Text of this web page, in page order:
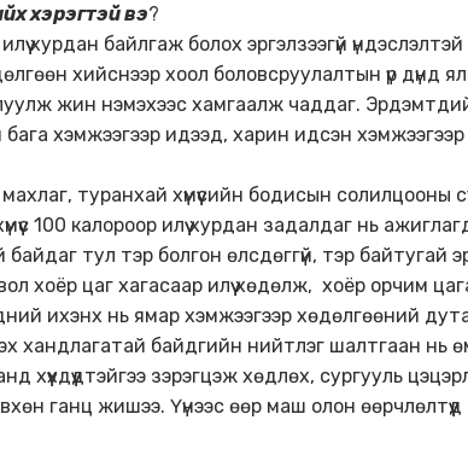
хэрэгтэй вэ?
хурдан байлгаж болох эргэлзээгүй
хийснээр хоол боловсруулалтын үр дүнд
жин нэмэхээс хамгаалж чаддаг.
хэмжээгээр идээд, харин идсэн хэмжээгээр
туранхай хүмүүсийн бодисын солилцооны
100 калороор илүү хурдан задалдаг нь
тул тэр болгон өлсдөггүй, тэр
хоёр цаг хагасаар илүү хөдөлж, хоёр орчим
ихэнх нь ямар хэмжээгээр хөдөлгөөний
хандлагатай байдгийн нийтлэг шалтгаан нь
хүүхдүүдтэйгээ зэрэгцэж хөдлөх, сургууль
ганц жишээ. Үүнээс өөр маш олон